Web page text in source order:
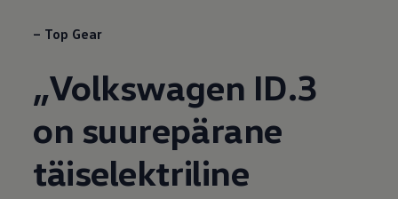
– Top Gear
„Volkswagen ID.3
on suurepärane
täiselektriline